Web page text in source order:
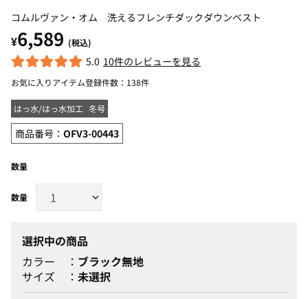
コムルヴァン・オム 洗えるフレンチダックダウンベスト
¥6,589 (税込)
5.0 10件のレビューを見る
お気に入りアイテム登録件数： 138件
はっ水/はっ水加工 冬号
商品番号： OFV3-00443
数量
選択中の商品
カラー
ブラック無地
サイズ
未選択